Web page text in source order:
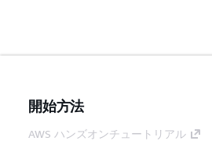
開始方法
AWS ハンズオンチュートリアル